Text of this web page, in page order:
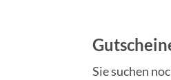
Sie suchen